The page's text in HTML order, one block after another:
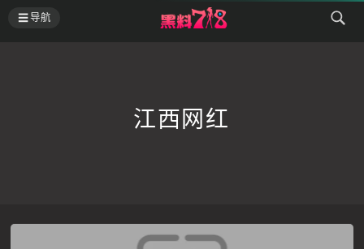
导航
江西网红